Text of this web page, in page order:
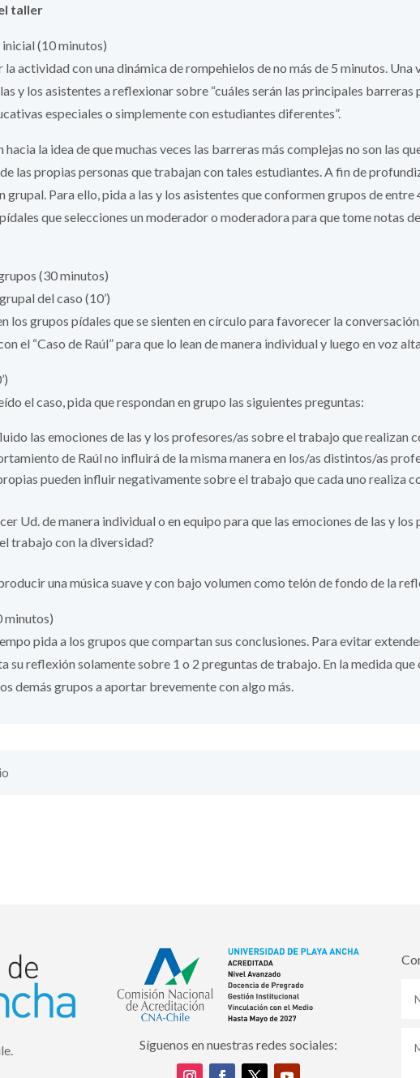
taller
(10 minutos)
la actividad con una dinámica de rompehielos de no más de 5 minutos. Una
y los asistentes a reflexionar sobre “cuáles serán las principales
especiales o simplemente con estudiantes diferentes”.
la idea de que muchas veces las barreras más complejas no son las
las propias personas que trabajan con tales estudiantes. A fin de
grupal. Para ello, pida a las y los asistentes que conformen grupos de
que selecciones un moderador o moderadora para que tome notas
(30 minutos)
del caso (10’)
los grupos pídales que se sienten en círculo para favorecer la
el “Caso de Raúl” para que lo lean de manera individual y luego en voz
el caso, pida que respondan en grupo las siguientes preguntas:
las emociones de las y los profesores/as sobre el trabajo que realizan
de Raúl no influirá de la misma manera en los/as distintos/as
pueden influir negativamente sobre el trabajo que cada uno realiza
Ud. de manera individual o en equipo para que las emociones de las y
trabajo con la diversidad?
una música suave y con bajo volumen como telón de fondo de la
minutos)
pida a los grupos que compartan sus conclusiones. Para evitar
su reflexión solamente sobre 1 o 2 preguntas de trabajo. En la medida
demás grupos a aportar brevemente con algo más.
Síguenos en nuestras redes sociales: